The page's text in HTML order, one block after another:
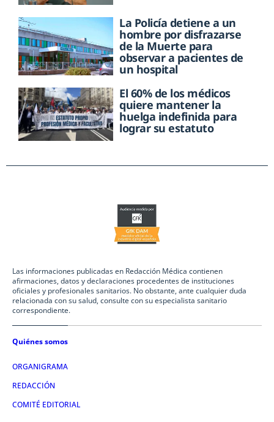
La Policía detiene a un
hombre por disfrazarse
de la Muerte para
observar a pacientes de
un hospital
El 60% de los médicos
quiere mantener la
huelga indefinida para
lograr su estatuto
Las informaciones publicadas en Redacción Médica contienen
afirmaciones, datos y declaraciones procedentes de instituciones
oficiales y profesionales sanitarios. No obstante, ante cualquier duda
relacionada con su salud, consulte con su especialista sanitario
correspondiente.
Quiénes somos
ORGANIGRAMA
REDACCIÓN
COMITÉ EDITORIAL